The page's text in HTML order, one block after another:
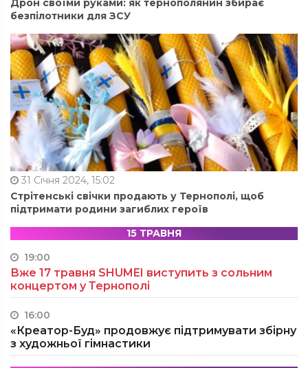
Дрон своїми руками: як тернополянин збирає
безпілотники для ЗСУ
31 Січня 2024, 15:02
Стрітенські свічки продають у Тернополі, щоб
підтримати родини загиблих героїв
15 ТРАВНЯ
19:00
Вже 17 травня SHUMEI виступить з сольним
концертом у Тернополі
16:00
«Креатор-Буд» продовжує підтримувати збірну
з художньої гімнастики